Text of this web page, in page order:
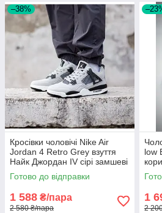
–38%
Кросівки чоловічі Nike Air
Jordan 4 Retro Grey взуття
Найк Джордан IV сірі замшеві
Готово до відправки
1 588 ₴/пара
2 580 ₴/пара
low
осінь
1
2